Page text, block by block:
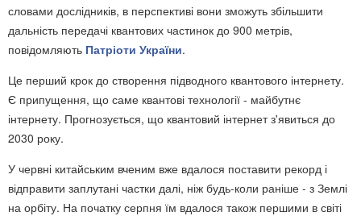
словами дослідників, в перспективі вони зможуть збільшити
дальність передачі квантових частинок до 900 метрів,
повідомляють Патріоти України.
Це перший крок до створення підводного квантового інтернету.
Є припущення, що саме квантові технології - майбутнє
інтернету. Прогнозується, що квантовий інтернет з'явиться до
2030 року.
У червні китайським вченим вже вдалося поставити рекорд і
відправити заплутані частки далі, ніж будь-коли раніше - з Землі
на орбіту. На початку серпня їм вдалося також першими в світі